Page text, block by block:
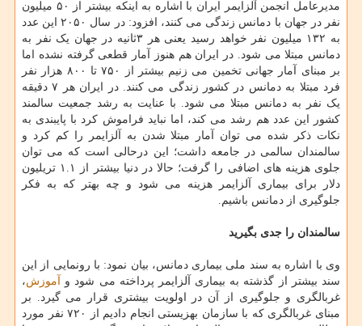
مدیرعامل انجمن آلزایمر ایران با اشاره به اینکه بیشتر از ۵۰ میلیون
نفر در جهان با دمانس زندگی می کنند، افزود: در سال ۲۰۵۰ این عدد
به ۱۳۲ میلیون نفر خواهد رسید یعنی هر ۳ثانیه در جهان یک نفر به
دمانس مبتلا می شود. در ایران هم هنوز آمار قطعی گرفته نشده اما
بر مبنای آمار جهانی تخمین می زنیم بیشتر از ۷۵۰ تا ۸۰۰ هزار نفر
فرد مبتلا به دمانس در کشور زندگی می کنند. در ایران هر ۷ دقیقه
یک نفر به دمانس مبتلا می شود. با عنایت به رشد جمعیت سالمند
کشور این عدد هم رشد می کند، اما نباید فراموش کرد با پایبندی به
نکات ذکر شده می توان آمار مبتلا شدن به آلزایمر را کم کرد و
سالمندان سالمی در جامعه داشت؛ این درحالی است که می توان
جلوی هزینه های اضافی را گرفت؛ حالا در دنیا بیشتر از ۱.۱ تریلیون
دلار برای بیماری آلزایمر هزینه می شود و چه بهتر که به فکر
جلوگیری از دمانس باشیم.
سالمندان را جدی بگیرید
وی با اشاره به سند ملی بیماری دمانس، بیان نمود: با رونمایی از این
سند بیشتر از گذشته به بیماری آلزایمر پرداخته می شود و آموزش،
غربالگری و جلوگیری از آن در اولویت بیشتری قرار می گیرد. بر
مبنای غربالگری که با سازمان بهزیستی انجام دادیم از ۷۲۰ نفر مورد